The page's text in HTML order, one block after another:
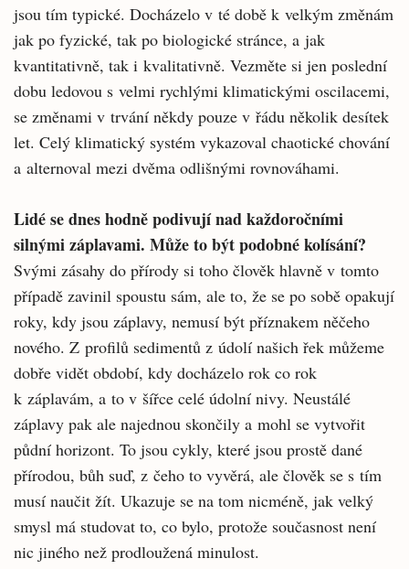
jsou tím typické. Docházelo v té době k velkým změnám
jak po fyzické, tak po biologické stránce, a jak
kvantitativně, tak i kvalitativně. Vezměte si jen poslední
dobu ledovou s velmi rychlými klimatickými oscilacemi,
se změnami v trvání někdy pouze v řádu několik desítek
let. Celý klimatický systém vykazoval chaotické chování
a alternoval mezi dvěma odlišnými rovnováhami.
Lidé se dnes hodně podivují nad každoročními
silnými záplavami. Může to být podobné kolísání?
Svými zásahy do přírody si toho člověk hlavně v tomto
případě zavinil spoustu sám, ale to, že se po sobě opakují
roky, kdy jsou záplavy, nemusí být příznakem něčeho
nového. Z profilů sedimentů z údolí našich řek můžeme
dobře vidět období, kdy docházelo rok co rok
k záplavám, a to v šířce celé údolní nivy. Neustálé
záplavy pak ale najednou skončily a mohl se vytvořit
půdní horizont. To jsou cykly, které jsou prostě dané
přírodou, bůh suď, z čeho to vyvěrá, ale člověk se s tím
musí naučit žít. Ukazuje se na tom nicméně, jak velký
smysl má studovat to, co bylo, protože současnost není
nic jiného než prodloužená minulost.